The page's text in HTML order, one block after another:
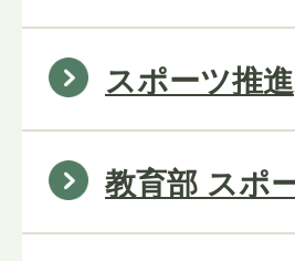
スポーツ推進
教育部 スポ